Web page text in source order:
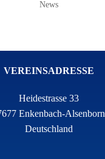
News
VEREINSADRESSE
Heidestrasse 33
Enkenbach-Alsenborn
Deutschland